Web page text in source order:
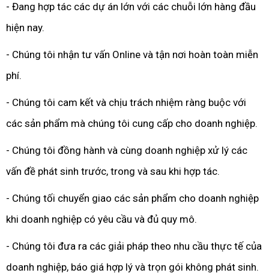
- Đang hợp tác các dự án lớn với các chuỗi lớn hàng đầu
hiện nay.
- Chúng tôi nhận tư vấn Online và tận nơi hoàn toàn miễn
phí.
- Chúng tôi cam kết và chịu trách nhiệm ràng buộc với
các sản phẩm mà chúng tôi cung cấp cho doanh nghiệp.
- Chúng tôi đồng hành và cùng doanh nghiệp xử lý các
vấn đề phát sinh trước, trong và sau khi hợp tác.
- Chúng tối chuyển giao các sản phẩm cho doanh nghiệp
khi doanh nghiệp có yêu cầu và đủ quy mô.
- Chúng tôi đưa ra các giải pháp theo nhu cầu thực tế của
doanh nghiệp, báo giá hợp lý và trọn gói không phát sinh.